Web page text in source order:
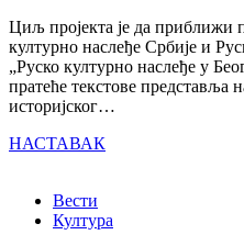
Циљ пројекта је да приближи
културно наслеђе Србије и
„Руско културно наслеђе у
пратеће текстове представља
историјског…
НАСТАВАК
Вести
Култура